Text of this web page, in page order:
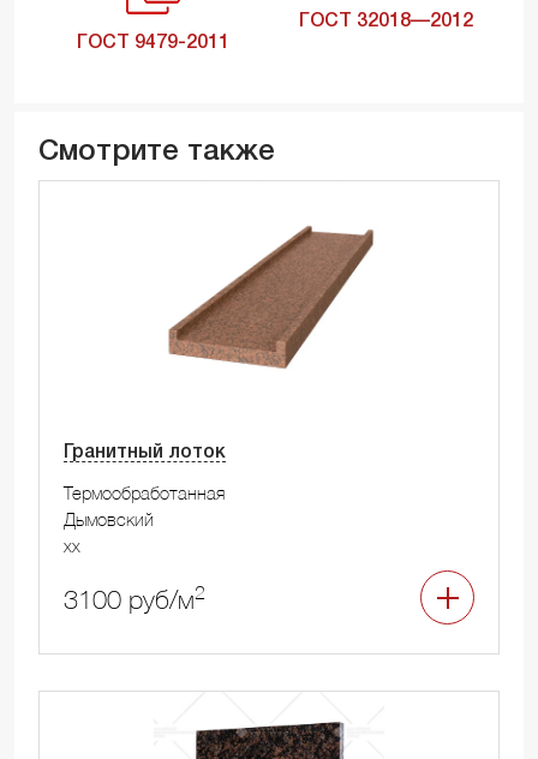
ГОСТ 9479-2011
ГОСТ 32018—2012
Смотрите также
Гранитный лоток
Термообработанная
Дымовский
xx
3100 руб/м2